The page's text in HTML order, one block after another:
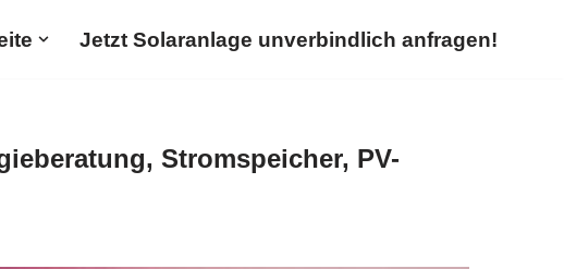
Jetzt Solaranlage unverbindlich anfragen!
Stromspeicher, PV-